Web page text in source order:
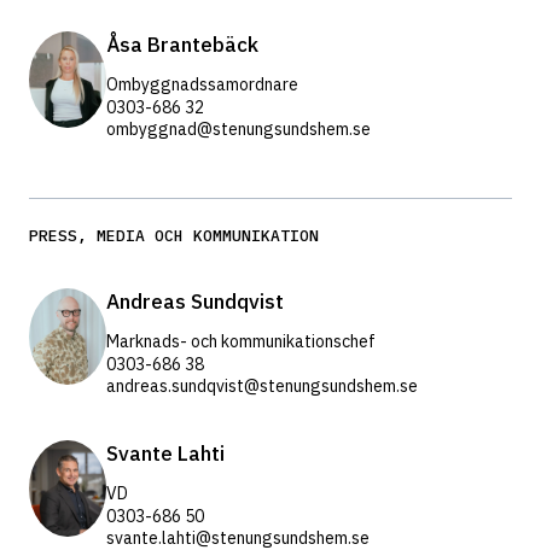
Åsa Brantebäck
Ombyggnadssamordnare
0303-686 32
ombyggnad@stenungsundshem.se
PRESS, MEDIA OCH KOMMUNIKATION
Andreas Sundqvist
Marknads- och kommunikationschef
0303-686 38
andreas.sundqvist@stenungsundshem.se
Svante Lahti
VD
0303-686 50
svante.lahti@stenungsundshem.se